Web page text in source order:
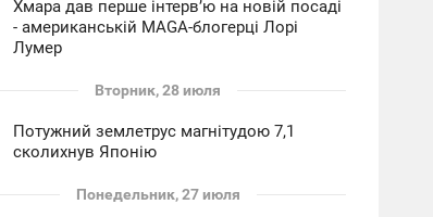
Хмара дав перше інтервʼю на новій посаді
- американській MAGA-блогерці Лорі
Лумер
Вторник, 28 июля
Потужний землетрус магнітудою 7,1
сколихнув Японію
Понедельник, 27 июля